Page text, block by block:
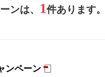
ンは、 1件あります。
ンペーン